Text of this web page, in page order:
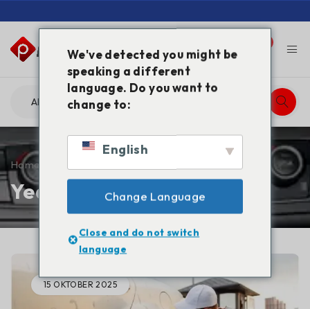
Year: 2025
Home
15 OKTOBER 2025
We've detected you might be
speaking a different
language. Do you want to
change to:
English
Change Language
Close and do not switch
language